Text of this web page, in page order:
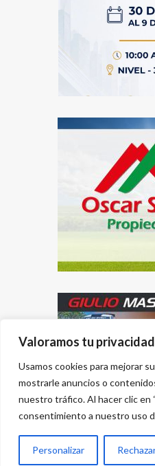
Valoramos tu privacidad
Usamos cookies para mejorar
mostrarle anuncios o
nuestro tráfico. Al hacer clic en
consentimiento a nuestro uso
Personalizar